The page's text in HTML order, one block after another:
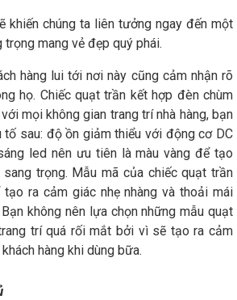
khiến chúng ta liên tưởng ngay đến một
mang vẻ đẹp quý phái.
hàng lui tới nơi này cũng cảm nhận rõ
họ. Chiếc quạt trần kết hợp đèn chùm
mọi không gian trang trí nhà hàng, bạn
sau: độ ồn giảm thiểu với động cơ DC
led nên ưu tiên là màu vàng để tạo
trọng. Mẫu mã của chiếc quạt trần
ra cảm giác nhẹ nhàng và thoải mái
không nên lựa chọn những mẫu quạt
trí quá rối mắt bởi vì sẽ tạo ra cảm
hàng khi dùng bữa.